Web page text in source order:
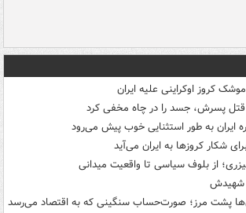
کروز اوکراینی علیه ایران
پسرش، جسد را در چاه مخفی کرد
ایران به طور استثنایی خوب پیش می‌رود
شکار کروزها به ایران می‌آید
از بلوف سیاسی تا واقعیت میدانی
شهیدش
پشت مرز؛ صورت‌حساب سنگینی که به اقتصاد می‌رسد